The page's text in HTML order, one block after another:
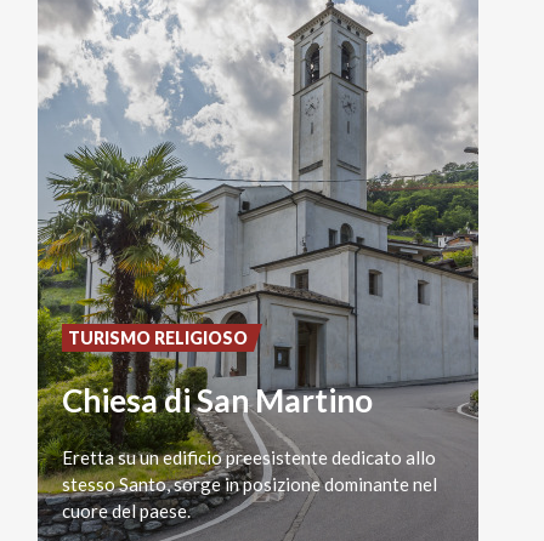
Chiesa di San Martino
Eretta su un edificio preesistente dedicato allo
stesso Santo, sorge in posizione dominante nel
cuore del paese.
TURISMO RELIGIOSO